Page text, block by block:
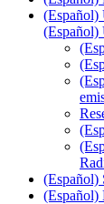
(Español)
(Español)
(Español)